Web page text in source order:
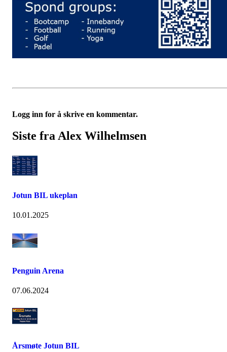
Logg inn for å skrive en kommentar.
Siste fra Alex Wilhelmsen
Jotun BIL ukeplan
10.01.2025
Penguin Arena
07.06.2024
Årsmøte Jotun BIL